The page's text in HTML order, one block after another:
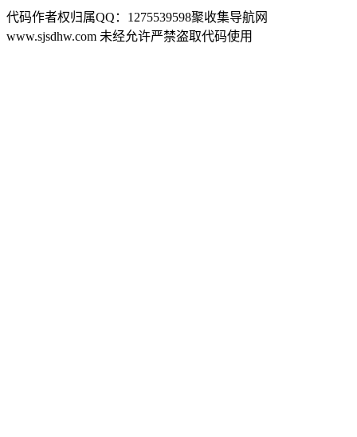
代码作者权归属QQ：1275539598聚收集导航网
www.sjsdhw.com 未经允许严禁盗取代码使用